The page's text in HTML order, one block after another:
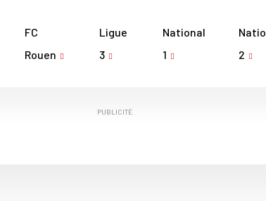
FC
Rouen
Ligue
3
National
1
2
PUBLICITÉ